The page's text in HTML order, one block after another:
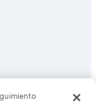
Todos los